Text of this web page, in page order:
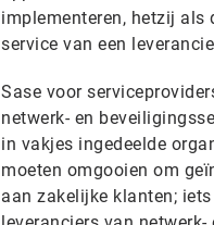
implementeren, hetzij als
service van een
Sase voor
netwerk- en
in vakjes ingedeelde
moeten omgooien om
aan zakelijke klanten;